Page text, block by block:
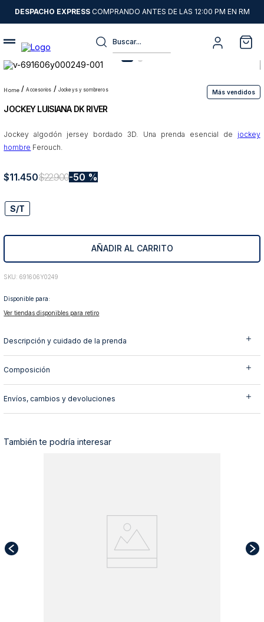
DESPACHO EXPRESSCOMPRANDO ANTES DE LAS 12:00 PM EN RM
Buscar...
accesorios jockeys y sombreros Más vendidos
JOCKEY LUISIANA DK RIVER
Jockey algodón jersey bordado 3D. Una prenda esencial de jockey
hombre Ferouch.
$11.450$22.900 50 %
S/T
AÑADIR AL CARRITO
: 691606Y0249
Disponible para:
Ver tiendas disponibles para retiro
Descripción y cuidado de la prenda
Composición
Envíos, cambios y devoluciones
También te podría interesar
1.
sweater
2.
camisas
3.
chaquetas
4.
pantalon
5.
jeans
7.
blazer
8.
chaqueta
10. abrigo